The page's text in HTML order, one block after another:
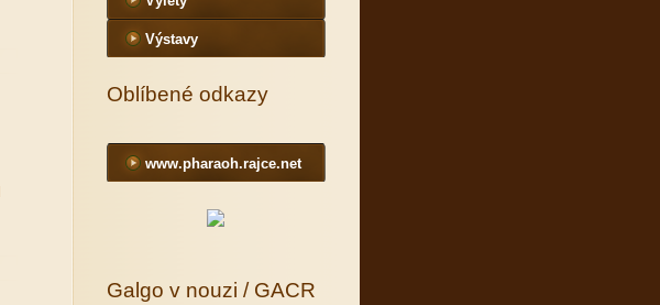
Výstavy
Oblíbené odkazy
www.pharaoh.rajce.net
Galgo v nouzi / GACR